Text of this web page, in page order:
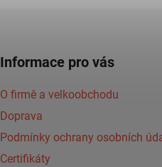
Informace pro vás
O firmě a velkoobchodu
Doprava
Podmínky ochrany osobních
Certifikáty